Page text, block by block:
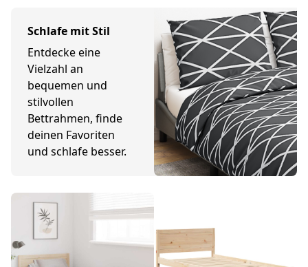
Schlafe mit Stil
Entdecke eine
Vielzahl an
bequemen und
stilvollen
Bettrahmen, finde
deinen Favoriten
und schlafe besser.